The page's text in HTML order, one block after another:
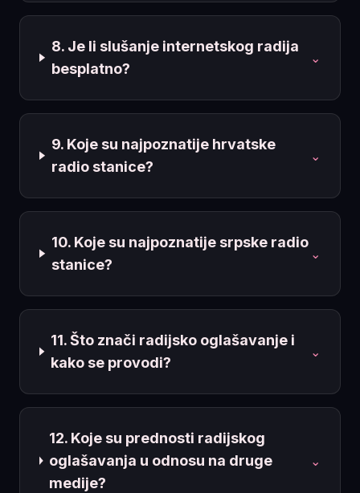
8. Je li slušanje internetskog radija
besplatno?
⌄
9. Koje su najpoznatije hrvatske
radio stanice?
⌄
10. Koje su najpoznatije srpske radio
stanice?
⌄
11. Što znači radijsko oglašavanje i
kako se provodi?
⌄
12. Koje su prednosti radijskog
oglašavanja u odnosu na druge
medije?
⌄